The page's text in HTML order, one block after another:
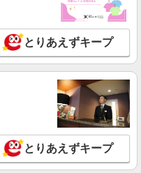
とりあえずキープ
とりあえずキープ